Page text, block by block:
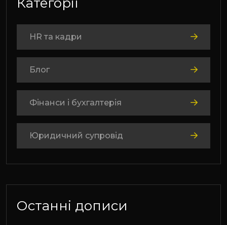
HR та кадри
Блог
Фінанси і бухгалтерія
Юридичний супровід
Останні дописи